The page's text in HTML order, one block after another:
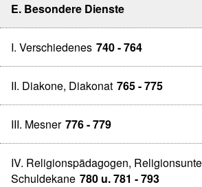
E. Besondere Dienste
I. Verschiedenes 740 - 764
II. Diakone, Diakonat 765 - 775
III. Mesner 776 - 779
IV. Religionspädagogen,
Schuldekane 780 u. 781 - 793